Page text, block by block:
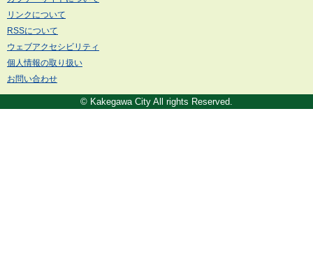
リンクについて
RSSについて
ウェブアクセシビリティ
個人情報の取り扱い
お問い合わせ
© Kakegawa City All rights Reserved.